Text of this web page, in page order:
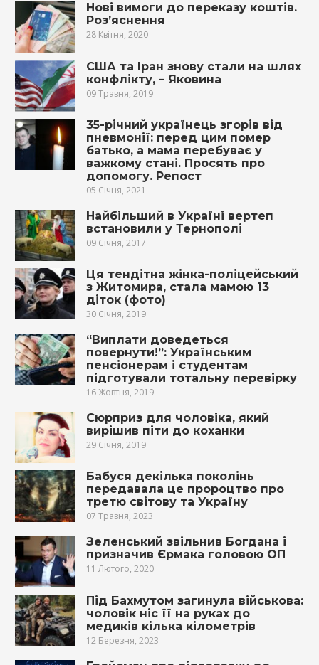
Нові вимоги до переказу коштів.
Роз’яснення
28 Квітня, 2020
США та Іран знову стали на шлях
конфлікту, – Яковина
09 Травня, 2019
35-річний українець згорів від
пневмонії: перед цим помер
батько, а мама перебуває у
важкому стані. Просять про
допомогу. Репост
05 Січня, 2021
Найбільший в Україні вертеп
встановили у Тернополі
09 Січня, 2017
Ця тендітна жінка-поліцейський
з Житомира, стала мамою 13
діток (фото)
30 Січня, 2019
“Виплати доведеться
повернути!”: Українським
пенсіонерам і студентам
підготували тотальну перевірку
16 Жовтня, 2019
Сюрприз для чоловіка, який
вирішив піти до коханки
29 Січня, 2019
Бабуся декілька поколінь
передавала це пророцтво про
третю світову та Україну
07 Травня, 2023
Зеленський звільнив Богдана і
призначив Єрмака головою ОП
11 Лютого, 2020
Під Бахмутом загинула військова:
чоловік ніс її на руках до
медиків кілька кілометрів
12 Березня, 2023